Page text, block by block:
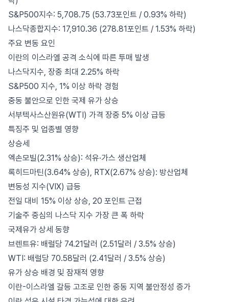
S&P500지수: 5,708.75 (53.73포인트 / 0.93% 하락)
나스닥종합지수: 17,910.36 (278.81포인트 / 1.53% 하락)
주요 변동 요인
이란의 이스라엘 공격 소식에 따른 투매 발생
나스닥지수, 장중 최대 2.25% 하락
S&P500 지수, 1% 이상 하락 경험
중동 불안으로 인한 국제 유가 상승
서부텍사스산원유(WTI) 가격 장중 5% 이상 급등
특징주 및 업종별 영향
상승세
엑손모빌(2.31% 상승): 석유·가스 생산업체
록히드마틴(3.64% 상승), RTX(2.67% 상승): 방산업체
변동성 지수(VIX) 급등
전일 대비 15% 이상 상승, 20 포인트 근접
기술주 중심의 나스닥 지수 가장 큰 폭 하락
국제유가 상세 동향
브렌트유: 배럴당 74.21달러 (2.51달러 / 3.5% 상승)
WTI: 배럴당 70.58달러 (2.41달러 / 3.5% 상승)
유가 상승 배경 및 잠재적 영향
이란-이스라엘 갈등 고조로 인한 중동 지역 불안정성 증가